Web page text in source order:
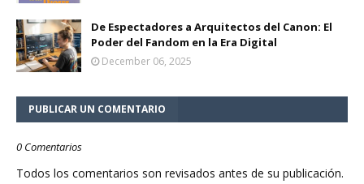
De Espectadores a Arquitectos del Canon: El
Poder del Fandom en la Era Digital
December 06, 2025
PUBLICAR UN COMENTARIO
0 Comentarios
Todos los comentarios son revisados antes de su publicación.